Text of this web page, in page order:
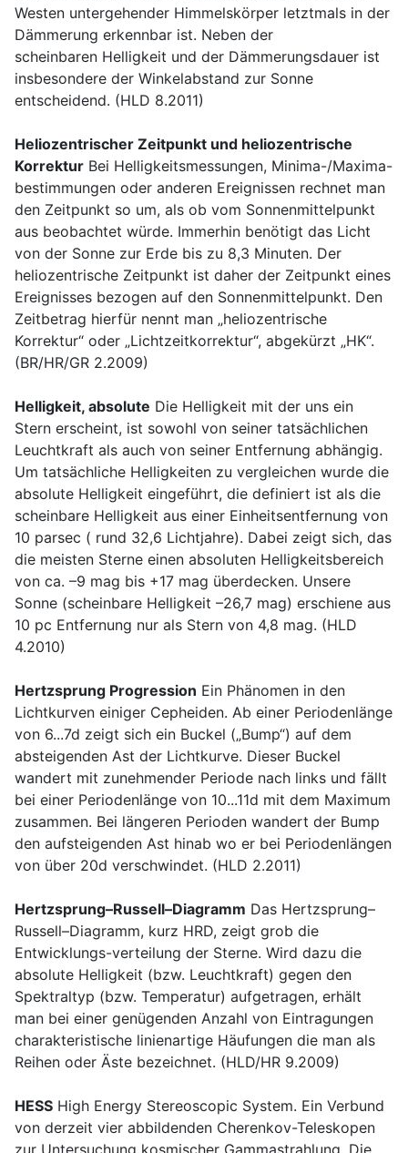
Westen untergehender Himmelskörper letztmals in der
Dämmerung erkennbar ist. Neben der
scheinbaren Helligkeit und der Dämmerungsdauer ist
insbesondere der Winkelabstand zur Sonne
entscheidend. (HLD 8.2011)
Heliozentrischer Zeitpunkt und heliozentrische
Korrektur Bei Helligkeitsmessungen, Minima-/Maxima-
bestimmungen oder anderen Ereignissen rechnet man
den Zeitpunkt so um, als ob vom Sonnenmittelpunkt
aus beobachtet würde. Immerhin benötigt das Licht
von der Sonne zur Erde bis zu 8,3 Minuten. Der
heliozentrische Zeitpunkt ist daher der Zeitpunkt eines
Ereignisses bezogen auf den Sonnenmittelpunkt. Den
Zeitbetrag hierfür nennt man „heliozentrische
Korrektur“ oder „Lichtzeitkorrektur“, abgekürzt „HK“.
(BR/HR/GR 2.2009)
Helligkeit, absolute Die Helligkeit mit der uns ein
Stern erscheint, ist sowohl von seiner tatsächlichen
Leuchtkraft als auch von seiner Entfernung abhängig.
Um tatsächliche Helligkeiten zu vergleichen wurde die
absolute Helligkeit eingeführt, die definiert ist als die
scheinbare Helligkeit aus einer Einheitsentfernung von
10 parsec ( rund 32,6 Lichtjahre). Dabei zeigt sich, das
die meisten Sterne einen absoluten Helligkeitsbereich
von ca. –9 mag bis +17 mag überdecken. Unsere
Sonne (scheinbare Helligkeit –26,7 mag) erschiene aus
10 pc Entfernung nur als Stern von 4,8 mag. (HLD
4.2010)
Hertzsprung Progression Ein Phänomen in den
Lichtkurven einiger Cepheiden. Ab einer Periodenlänge
von 6...7d zeigt sich ein Buckel („Bump“) auf dem
absteigenden Ast der Lichtkurve. Dieser Buckel
wandert mit zunehmender Periode nach links und fällt
bei einer Periodenlänge von 10...11d mit dem Maximum
zusammen. Bei längeren Perioden wandert der Bump
den aufsteigenden Ast hinab wo er bei Periodenlängen
von über 20d verschwindet. (HLD 2.2011)
Hertzsprung–Russell–Diagramm Das Hertzsprung–
Russell–Diagramm, kurz HRD, zeigt grob die
Entwicklungs-verteilung der Sterne. Wird dazu die
absolute Helligkeit (bzw. Leuchtkraft) gegen den
Spektraltyp (bzw. Temperatur) aufgetragen, erhält
man bei einer genügenden Anzahl von Eintragungen
charakteristische linienartige Häufungen die man als
Reihen oder Äste bezeichnet. (HLD/HR 9.2009)
HESS High Energy Stereoscopic System. Ein Verbund
von derzeit vier abbildenden Cherenkov-Teleskopen
zur Untersuchung kosmischer Gammastrahlung. Die